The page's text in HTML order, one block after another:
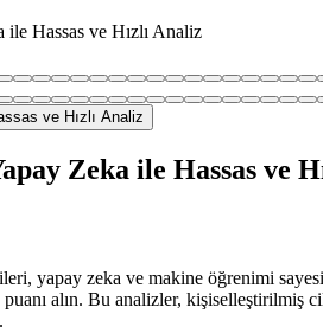
Hassas ve Hızlı Analiz
Zeka ile Hassas ve
yapay zeka ve makine öğrenimi
alın. Bu analizler, kişiselleştirilmiş